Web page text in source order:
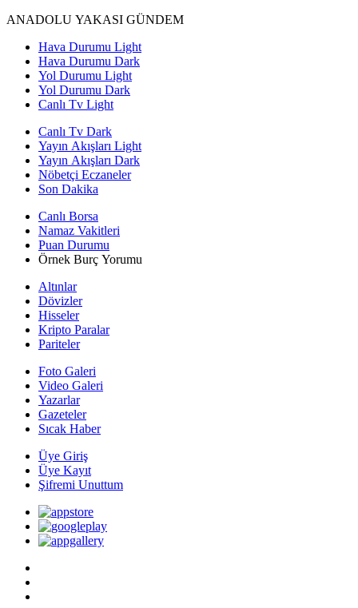
ANADOLU YAKASI GÜNDEM
Hava Durumu Light
Hava Durumu Dark
Yol Durumu Light
Yol Durumu Dark
Canlı Tv Light
Canlı Tv Dark
Yayın Akışları Light
Yayın Akışları Dark
Nöbetçi Eczaneler
Son Dakika
Canlı Borsa
Namaz Vakitleri
Puan Durumu
Örnek Burç Yorumu
Altınlar
Dövizler
Hisseler
Kripto Paralar
Pariteler
Foto Galeri
Video Galeri
Yazarlar
Gazeteler
Sıcak Haber
Üye Giriş
Üye Kayıt
Şifremi Unuttum